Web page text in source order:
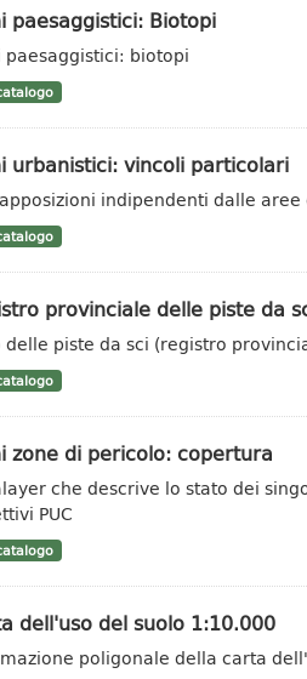
paesaggistici: Biotopi
paesaggistici: biotopi
urbanistici: vincoli particolari
indipendenti dalle
provinciale delle piste da
delle piste da sci (registro
zone di pericolo: copertura
che descrive lo stato dei
PUC
dell'uso del suolo 1:10.000
poligonale della carta